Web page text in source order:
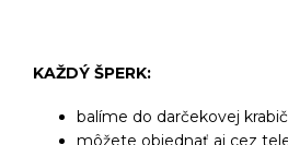
KAŽDÝ ŠPERK:
balíme do darčekovej